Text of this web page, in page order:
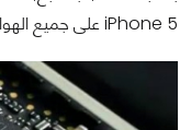
iPhone 5 على جميع الهواتف السابقة.